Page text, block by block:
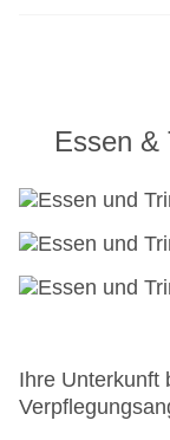
Essen &
Ihre Unterkunft